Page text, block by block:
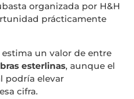
organizada por H&H
prácticamente
estima un valor de entre
esterlinas, aunque el
podría elevar
cifra.